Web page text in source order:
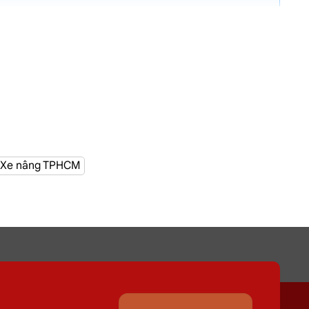
Đường Xuân Thới Thượng 8, Hóc Môn
Xe nâng TPHCM